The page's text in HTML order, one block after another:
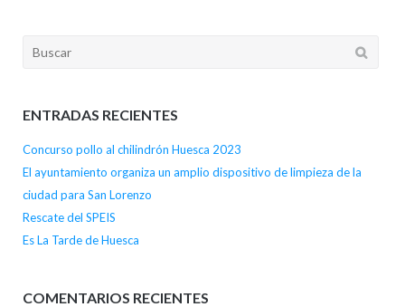
Buscar:
ENTRADAS RECIENTES
Concurso pollo al chilindrón Huesca 2023
El ayuntamiento organiza un amplio dispositivo de limpieza de la
ciudad para San Lorenzo
Rescate del SPEIS
Es La Tarde de Huesca
COMENTARIOS RECIENTES